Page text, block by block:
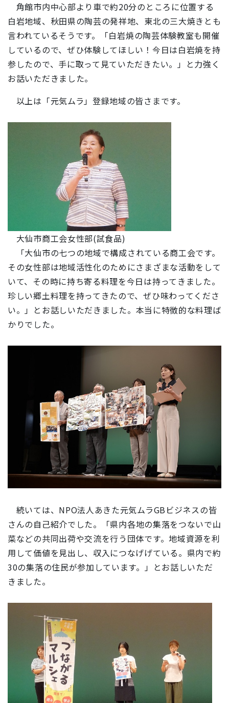
角館市内中心部より車で約20分のところに位置する
白岩地域、秋田県の陶芸の発祥地、東北の三大焼きとも
言われているそうです。「白岩焼の陶芸体験教室も開催
しているので、ぜひ体験してほしい！今日は白岩焼を持
参したので、手に取って見ていただきたい。 」と力強く
お話いただきました。
以上は「元気ムラ」登録地域の皆さまです。
大仙市商工会女性部(試食品)
「大仙市の七つの地域で構成されている商工会です。
その女性部は地域活性化のためにさまざまな活動をして
いて、その時に持ち寄る料理を今日は持ってきました。
珍しい郷土料理を持ってきたので、ぜひ味わってくださ
い。 」とお話しいただきました。本当に特徴的な料理ば
かりでした。
続いては、NPO法人あきた元気ムラGBビジネスの皆
さんの自己紹介でした。「県内各地の集落をつないで山
菜などの共同出荷や交流を行う団体です。地域資源を利
用して価値を見出し、収入につなげげている。県内で約
30の集落の住民が参加しています。
」とお話しいただ
きました。